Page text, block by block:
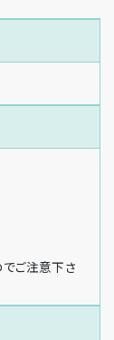
ご注意下さ